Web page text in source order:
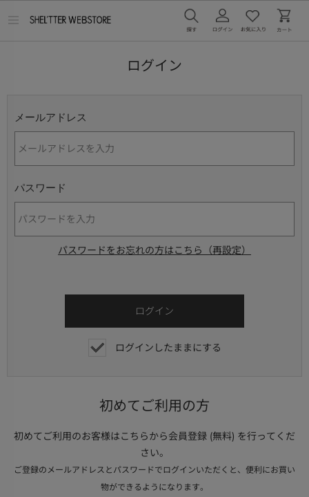
ログイン
メールアドレス
パスワード
パスワードをお忘れの方はこちら（再設定）
ログインしたままにする
初めてご利用の方
初めてご利用のお客様はこちらから会員登録 (無料) を行ってくだ
さい。
ご登録のメールアドレスとパスワードでログインいただくと、便利にお買い
物ができるようになります。